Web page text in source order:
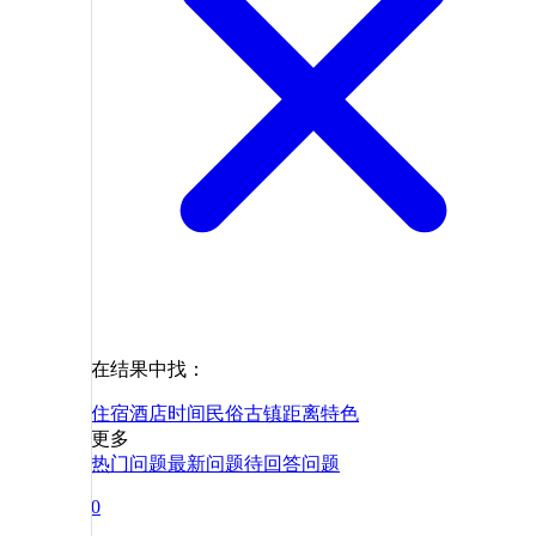
在结果中找：
住宿酒店时间 民俗古镇距离特色
更多
热门问题最新问题待回答问题
0